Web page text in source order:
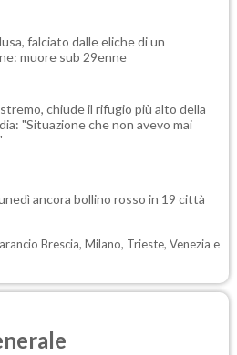
falciato dalle eliche di un
muore sub 29enne
chiude il rifugio più alto della
"Situazione che non avevo mai
ancora bollino rosso in 19 città
Brescia, Milano, Trieste, Venezia e